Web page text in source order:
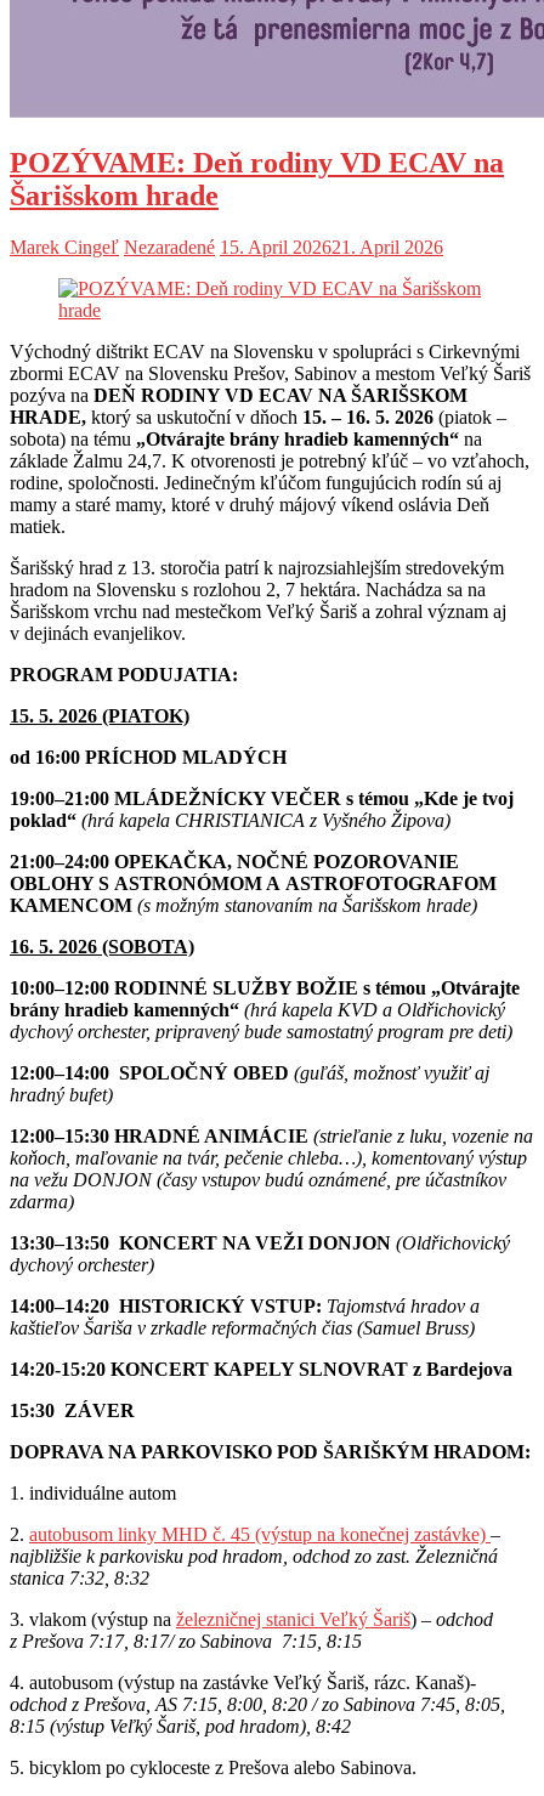
POZÝVAME: Deň rodiny VD ECAV na
Šarišskom hrade
Marek Cingeľ Nezaradené 15. April 202621. April 2026
Východný dištrikt ECAV na Slovensku v spolupráci s Cirkevnými
zbormi ECAV na Slovensku Prešov, Sabinov a mestom Veľký Šariš
pozýva na DEŇ RODINY VD ECAV NA ŠARIŠSKOM
HRADE, ktorý sa uskutoční v dňoch 15. – 16. 5. 2026 (piatok –
sobota) na tému „Otvárajte brány hradieb kamenných“ na
základe Žalmu 24,7. K otvorenosti je potrebný kľúč – vo vzťahoch,
rodine, spoločnosti. Jedinečným kľúčom fungujúcich rodín sú aj
mamy a staré mamy, ktoré v druhý májový víkend oslávia Deň
matiek.
Šarišský hrad z 13. storočia patrí k najrozsiahlejším stredovekým
hradom na Slovensku s rozlohou 2, 7 hektára. Nachádza sa na
Šarišskom vrchu nad mestečkom Veľký Šariš a zohral význam aj
v dejinách evanjelikov.
PROGRAM PODUJATIA:
15. 5. 2026 (PIATOK)
od 16:00 PRÍCHOD MLADÝCH
19:00–21:00 MLÁDEŽNÍCKY VEČER s témou „Kde je tvoj
poklad“ (hrá kapela CHRISTIANICA z Vyšného Žipova)
21:00–24:00 OPEKAČKA, NOČNÉ POZOROVANIE
OBLOHY S ASTRONÓMOM A ASTROFOTOGRAFOM
KAMENCOM (s možným stanovaním na Šarišskom hrade)
16. 5. 2026 (SOBOTA)
10:00–12:00 RODINNÉ SLUŽBY BOŽIE s témou „Otvárajte
brány hradieb kamenných“ (hrá kapela KVD a Oldřichovický
dychový orchester, pripravený bude samostatný program pre deti)
12:00–14:00 SPOLOČNÝ OBED (guľáš, možnosť využiť aj
hradný bufet)
12:00–15:30 HRADNÉ ANIMÁCIE (strieľanie z luku, vozenie na
koňoch, maľovanie na tvár, pečenie chleba…), komentovaný výstup
na vežu DONJON (časy vstupov budú oznámené, pre účastníkov
zdarma)
13:30–13:50 KONCERT NA VEŽI DONJON (Oldřichovický
dychový orchester)
14:00–14:20 HISTORICKÝ VSTUP: Tajomstvá hradov a
kaštieľov Šariša v zrkadle reformačných čias (Samuel Bruss)
14:20-15:20 KONCERT KAPELY SLNOVRAT z Bardejova
15:30 ZÁVER
DOPRAVA NA PARKOVISKO POD ŠARIŠKÝM HRADOM:
1. individuálne autom
2. autobusom linky MHD č. 45 (výstup na konečnej zastávke) –
najbližšie k parkovisku pod hradom, odchod zo zast. Železničná
stanica 7:32, 8:32
3. vlakom (výstup na železničnej stanici Veľký Šariš) – odchod
z Prešova 7:17, 8:17/ zo Sabinova 7:15, 8:15
4. autobusom (výstup na zastávke Veľký Šariš, rázc. Kanaš)-
odchod z Prešova, AS 7:15, 8:00, 8:20 / zo Sabinova 7:45, 8:05,
8:15 (výstup Veľký Šariš, pod hradom), 8:42
5. bicyklom po cykloceste z Prešova alebo Sabinova.